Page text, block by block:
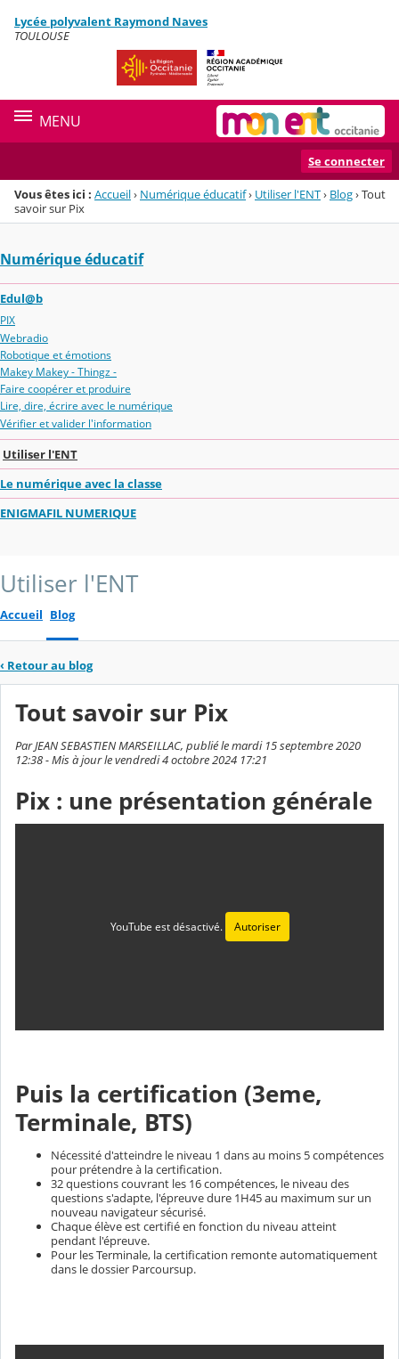
Menu de la rubrique
Contenu
Lycée polyvalent Raymond Naves
TOULOUSE
MENU
Se connecter
Vous êtes ici : Accueil› Numérique éducatif› Utiliser l'ENT› Blog›Tout
savoir sur Pix
Numérique éducatif
Edul@b
PIX
Webradio
Robotique et émotions
Makey Makey - Thingz -
Faire coopérer et produire
Lire, dire, écrire avec le numérique
Vérifier et valider l'information
Utiliser l'ENT
Le numérique avec la classe
ENIGMAFIL NUMERIQUE
Utiliser l'ENT
Accueil Blog
‹ Retour au blog
Tout savoir sur Pix
Par JEAN SEBASTIEN MARSEILLAC, publié le mardi 15 septembre 2020
12:38 - Mis à jour le vendredi 4 octobre 2024 17:21
Pix : une présentation générale
YouTube est désactivé. Autoriser
Puis la certification (3eme,
Terminale, BTS)
Nécessité d'atteindre le niveau 1 dans au moins 5 compétences
pour prétendre à la certification.
32 questions couvrant les 16 compétences, le niveau des
questions s'adapte, l'épreuve dure 1H45 au maximum sur un
nouveau navigateur sécurisé.
Chaque élève est certifié en fonction du niveau atteint
pendant l'épreuve.
Pour les Terminale, la certification remonte automatiquement
dans le dossier Parcoursup.